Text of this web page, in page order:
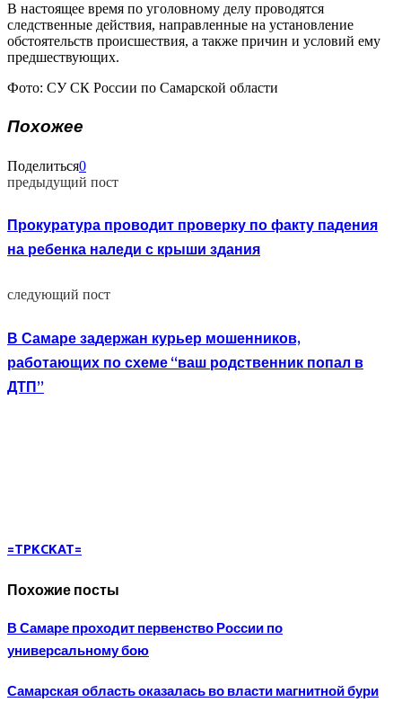
В настоящее время по уголовному делу проводятся
следственные действия, направленные на установление
обстоятельств происшествия, а также причин и условий ему
предшествующих.
Фото: СУ СК России по Самарской области
Похожее
Поделиться0
предыдущий пост
Прокуратура проводит проверку по факту падения
на ребенка наледи с крыши здания
следующий пост
В Самаре задержан курьер мошенников,
работающих по схеме “ваш родственник попал в
ДТП”
=TPKCKAT=
Похожие посты
В Самаре проходит первенство России по
универсальному бою
Самарская область оказалась во власти магнитной бури